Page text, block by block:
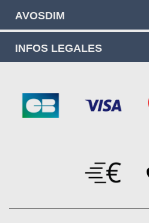
AVOSDIM
INFOS LEGALES